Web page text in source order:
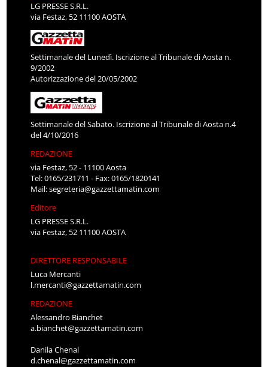
LG PRESSE S.R.L.
via Festaz, 52 11100 AOSTA
Settimanale del Lunedì. Iscrizione al Tribunale di Aosta n.
9/2002
Autorizzazione del 20/05/2002
Settimanale del Sabato. Iscrizione al Tribunale di Aosta n.4
del 4/10/2016
REDAZIONE
via Festaz, 52 - 11100 Aosta
Tel: 0165/231711 - Fax: 0165/1820141
Mail:segreteria@gazzettamatin.com
Editore
LG PRESSE S.R.L.
via Festaz, 52 11100 AOSTA
DIRETTORE RESPONSABILE
Luca Mercanti
l.mercanti@gazzettamatin.com
REDAZIONE
Alessandro Bianchet
a.bianchet@gazzettamatin.com
Danila Chenal
d.chenal@gazzettamatin.com